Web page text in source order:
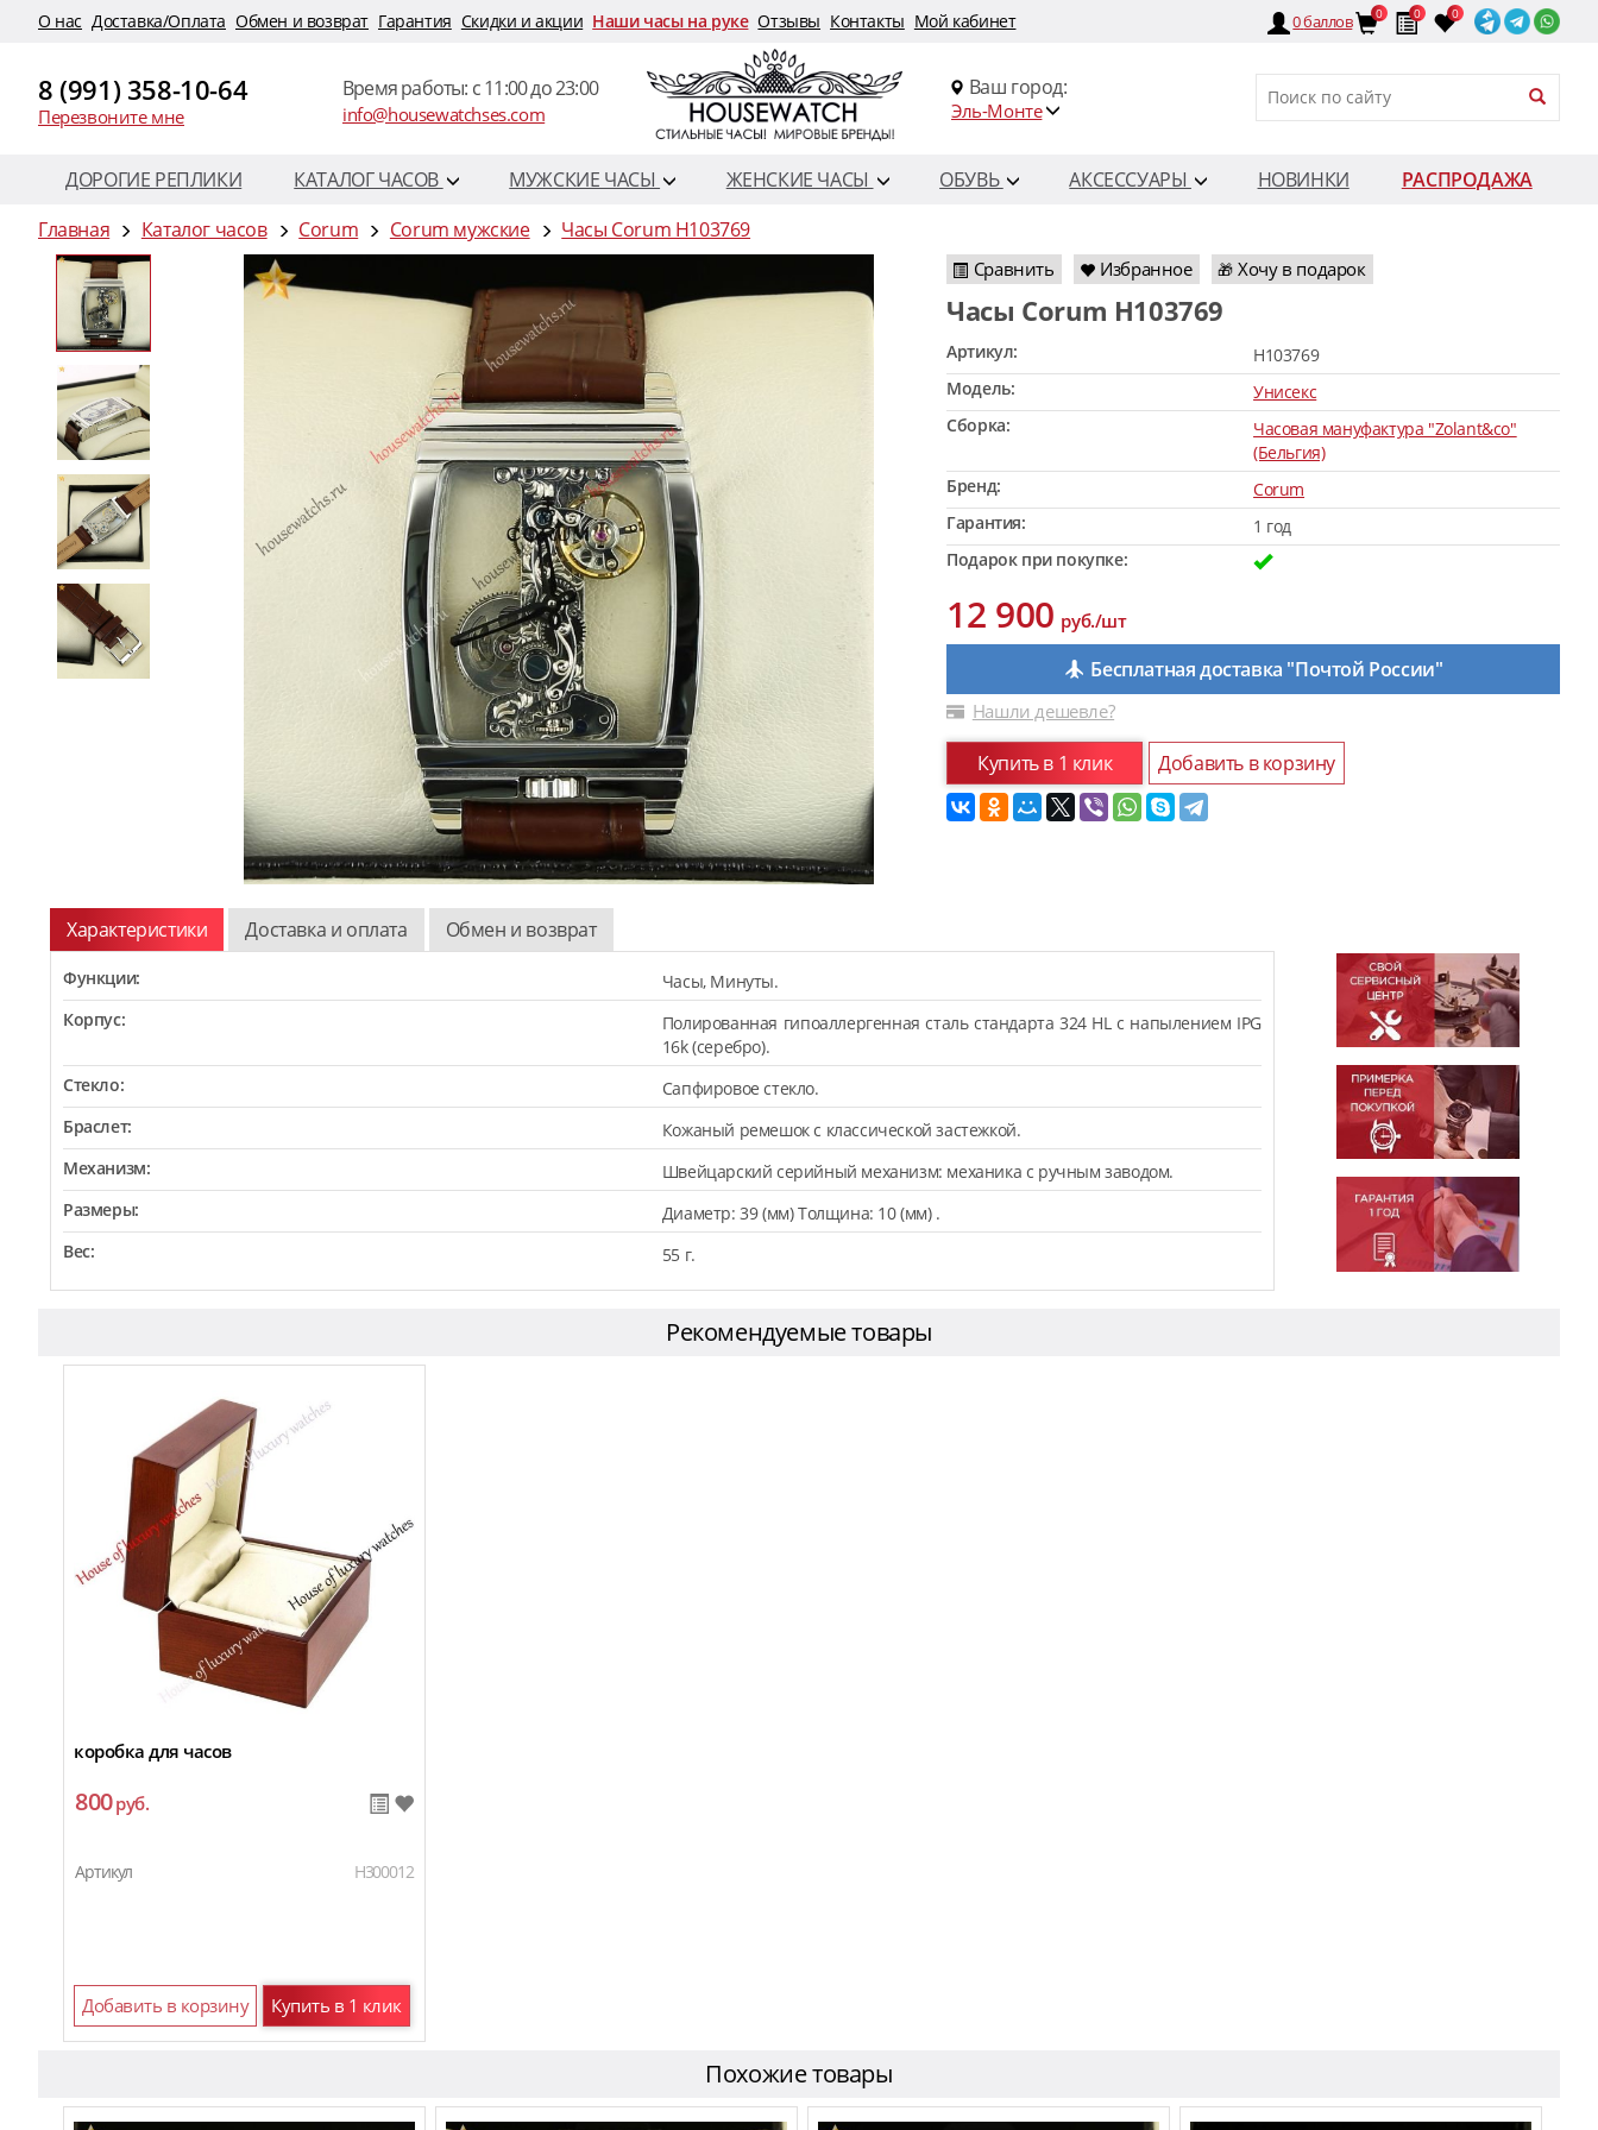
O нас Доставка/Оплата Обмен и возврат Гарантия Скидки и акции Наши часы на руке Отзывы Контакты Мой кабинет 0баллов 0 0 0
8 (991) 358-10-64
Перезвоните мне
Время работы: c 11:00 до 23:00
info@housewatchses.com
Ваш город:
Эль-Монте
ДОРОГИЕ РЕПЛИКИ КАТАЛОГ ЧАСОВ МУЖСКИЕ ЧАСЫ ЖЕНСКИЕ ЧАСЫ ОБУВЬ АКСЕССУАРЫ НОВИНКИ
РАСПРОДАЖА
Главная
Каталог часов Corum Corum мужские Часы Corum H103769
Сравнить Избранное 🎁 Хочу в подарок
Часы Corum H103769
Артикул:
H103769
Модель:
Унисекс
Сборка:
Часовая мануфактура "Zolant&co"
(Бельгия)
Бренд:
Corum
Гарантия:
1 год
Подарок при покупке:
12 900руб./шт
Бесплатная доставка "Почтой России"
Нашли дешевле?
Купить в 1 клик Добавить в корзину
Характеристики Доставка и оплата Обмен и возврат
Функции:
Часы, Минуты.
Корпус:
Полированная гипоаллергенная сталь стандарта 324 HL с напылением IPG
16k (серебро).
Стекло:
Сапфировое стекло.
Браслет:
Кожаный ремешок с классической застежкой.
Механизм:
Швейцарский серийный механизм: механика с ручным заводом.
Размеры:
Диаметр: 39 (мм) Толщина: 10 (мм) .
Вес:
55 г.
Рекомендуемые товары
коробка для часов
800руб.
Артикул H300012
Добавить в корзину Купить в 1 клик
Похожие товары